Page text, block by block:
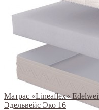
Матрас «Lineaflex»
Эдельвейс Эко 16